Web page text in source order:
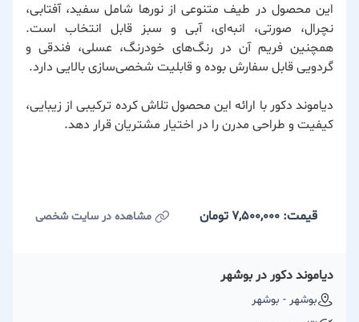
این محصول در طیف متنوعی از نورها شامل سفید، آفتابی،
نچرال، صورتی، انبه‌ای، آبی و سبز قابل انتخاب است.
همچنین فریم آن در رنگ‌های خودرنگ، عسلی، فندقی و
گردویی قابل سفارش بوده و قابلیت شخصی‌سازی بالایی دارد.
دیاموند دکور با ارائه این محصول تلاش کرده ترکیبی از زیبایی،
کیفیت و طراحی مدرن را در اختیار مشتریان قرار دهد.
قیمت: 7,500,000 تومان مشاهده در سایت شخصی
دیاموند دکور در بوشهر
بوشهر - بوشهر